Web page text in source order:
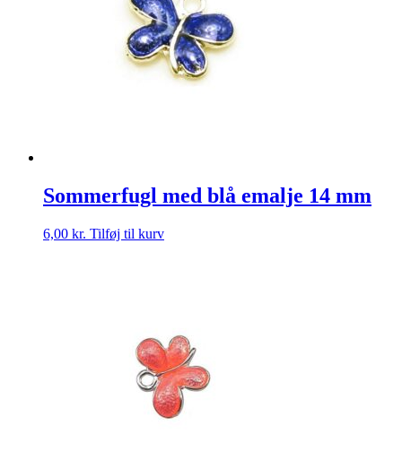
Sommerfugl med blå emalje 14 mm
6,00 kr. Tilføj til kurv